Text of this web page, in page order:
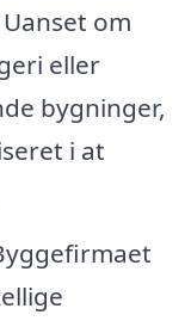
Uanset om
eller
bygninger,
i at